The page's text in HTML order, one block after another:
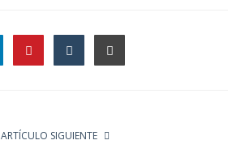
ARTÍCULO SIGUIENTE